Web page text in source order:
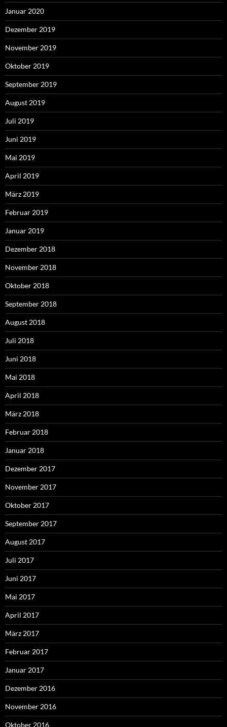
Januar 2020
Dezember 2019
November 2019
Oktober 2019
September 2019
August 2019
Juli 2019
Juni 2019
Mai 2019
April 2019
März 2019
Februar 2019
Januar 2019
Dezember 2018
November 2018
Oktober 2018
September 2018
August 2018
Juli 2018
Juni 2018
Mai 2018
April 2018
März 2018
Februar 2018
Januar 2018
Dezember 2017
November 2017
Oktober 2017
September 2017
August 2017
Juli 2017
Juni 2017
Mai 2017
April 2017
März 2017
Februar 2017
Januar 2017
Dezember 2016
November 2016
Oktober 2016